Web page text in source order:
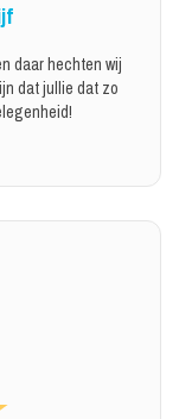
daar hechten wij
dat jullie dat zo